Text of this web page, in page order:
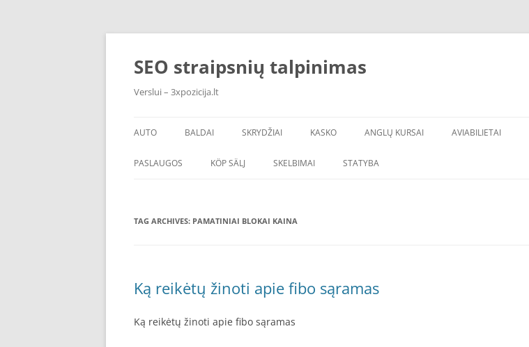
Skip
SEO straipsnių talpinimas
Verslui – 3xpozicija.lt
AUTO BALDAI SKRYDŽIAI KASKO ANGLŲ KURSAI AVIABILIETAI
PASLAUGOS KÖP SÄLJ SKELBIMAI STATYBA
TAG ARCHIVES: PAMATINIAI BLOKAI KAINA
Ką reikėtų žinoti apie fibo sąramas
Ką reikėtų žinoti apie fibo sąramas